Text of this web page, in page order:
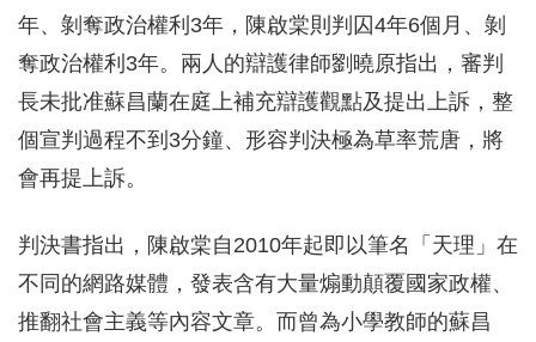
年、剝奪政治權利3年，陳啟棠則判囚4年6個月、剝
奪政治權利3年。兩人的辯護律師劉曉原指出，審判
長未批准蘇昌蘭在庭上補充辯護觀點及提出上訴，整
個宣判過程不到3分鐘、形容判決極為草率荒唐，將
會再提上訴。
判決書指出，陳啟棠自2010年起即以筆名「天理」在
不同的網路媒體，發表含有大量煽動顛覆國家政權、
推翻社會主義等內容文章。而曾為小學教師的蘇昌